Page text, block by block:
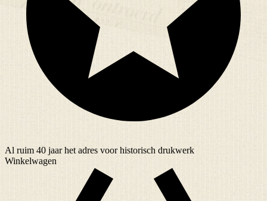
Al ruim 40 jaarhet adres voor historisch drukwerk
Winkelwagen